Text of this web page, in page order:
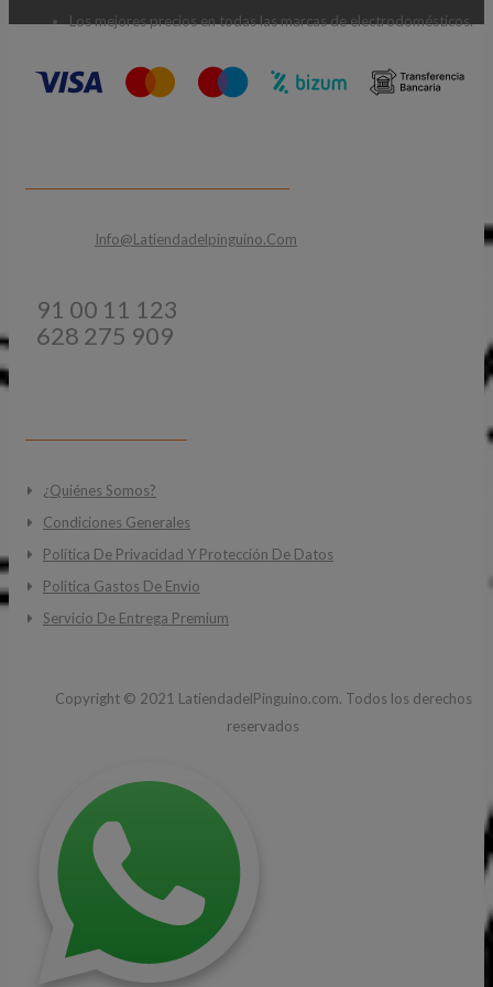
Los mejores precios en todas las marcas de electrodomésticos.
Info@latiendadelpinguino.com
91 00 11 123
628 275 909
¿Quiénes Somos?
Condiciones Generales
Política De Privacidad Y Protección De Datos
Politica Gastos De Envio
Servicio De Entrega Premium
Copyright © 2021 LatiendadelPinguino.com. Todos los derechos
reservados